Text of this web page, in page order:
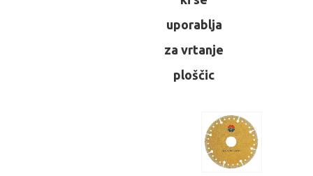
uporablja
za vrtanje
ploščic